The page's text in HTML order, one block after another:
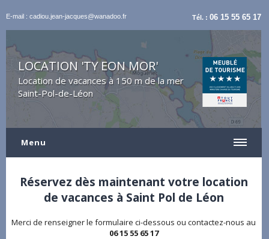
E-mail : cadiou.jean-jacques@wanadoo.fr Tél. :06 15 55 65 17
LOCATION 'TY EON MOR'
Location de vacances à 150 m de la mer
Saint-Pol-de-Léon
Menu
Réservez dès maintenant votre location
de vacances à Saint Pol de Léon
Merci de renseigner le formulaire ci-dessous ou contactez-nous au
06 15 55 65 17